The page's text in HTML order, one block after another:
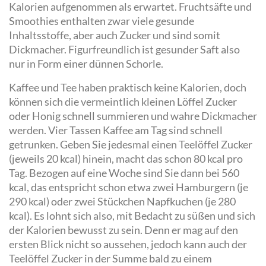
Kalorien aufgenommen als erwartet. Fruchtsäfte und
Smoothies enthalten zwar viele gesunde
Inhaltsstoffe, aber auch Zucker und sind somit
Dickmacher. Figurfreundlich ist gesunder Saft also
nur in Form einer dünnen Schorle.
Kaffee und Tee haben praktisch keine Kalorien, doch
können sich die vermeintlich kleinen Löffel Zucker
oder Honig schnell summieren und wahre Dickmacher
werden. Vier Tassen Kaffee am Tag sind schnell
getrunken. Geben Sie jedesmal einen Teelöffel Zucker
(jeweils 20 kcal) hinein, macht das schon 80 kcal pro
Tag. Bezogen auf eine Woche sind Sie dann bei 560
kcal, das entspricht schon etwa zwei Hamburgern (je
290 kcal) oder zwei Stückchen Napfkuchen (je 280
kcal). Es lohnt sich also, mit Bedacht zu süßen und sich
der Kalorien bewusst zu sein. Denn er mag auf den
ersten Blick nicht so aussehen, jedoch kann auch der
Teelöffel Zucker in der Summe bald zu einem